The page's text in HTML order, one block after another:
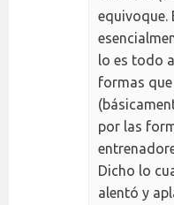
equivoque.
lo es todo
formas
por las
Dicho lo
alentó y